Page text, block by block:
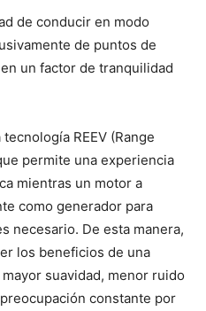
de conducir en modo
de puntos de
un factor de tranquilidad
REEV (Range
permite una experiencia
mientras un motor a
como generador para
necesario. De esta manera,
los beneficios de una
suavidad, menor ruido
constante por